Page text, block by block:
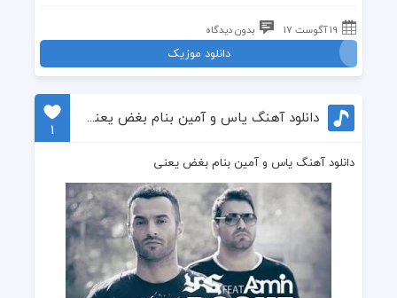
19 آگوست 17 بدون دیدگاه
دانلود موزیک
دانلود آهنگ یاس و آمین بنام بغض یعنی
1
دانلود آهنگ یاس و آمین بنام بغض یعنی